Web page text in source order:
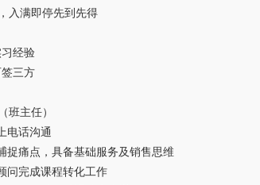
入满即停先到先得
经验
三方
班主任）
电话沟通
捉痛点，具备基础服务及销售思维
问完成课程转化工作